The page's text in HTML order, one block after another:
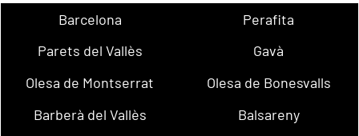
Barcelona
Perafita
Parets del Vallès
Gavà
Olesa de Montserrat
Olesa de Bonesvalls
Barberà del Vallès
Balsareny